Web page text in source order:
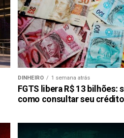
DINHEIRO 1 semana atrás
FGTS libera R$ 13 bilhões:
como consultar seu